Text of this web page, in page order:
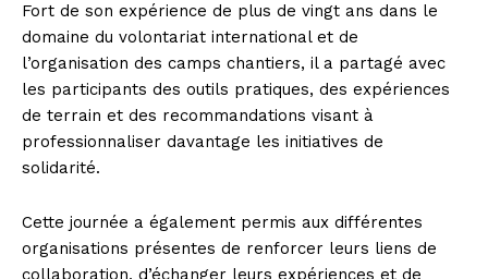
Fort de son expérience de plus de vingt ans dans le
domaine du volontariat international et de
l’organisation des camps chantiers, il a partagé avec
les participants des outils pratiques, des expériences
de terrain et des recommandations visant à
professionnaliser davantage les initiatives de
solidarité.
Cette journée a également permis aux différentes
organisations présentes de renforcer leurs liens de
collaboration, d’échanger leurs expériences et de